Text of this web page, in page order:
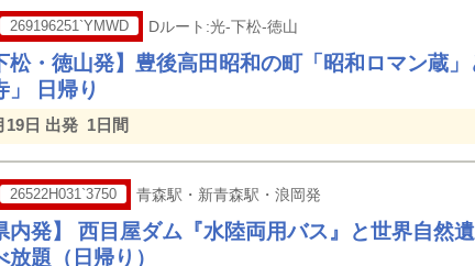
269196251`YMWD Dルート:光-下松-徳山
松・徳山発】豊後高田昭和の町「昭和ロマン蔵
」 日帰り
19日 出発 1日間
26522H031`3750 青森駅・新青森駅・浪岡発
内発】 西目屋ダム『水陸両用バス』と世界自然
放題（日帰り）